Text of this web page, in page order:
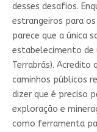
desses desafios.
estrangeiros para
parece que a única
estabelecimento de
Terrabrás).
caminhos públicos
dizer que é preciso
exploração e
como ferramenta